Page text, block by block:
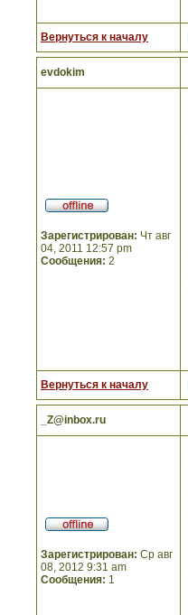
Вернуться к началу
evdokim
Зарегистрирован: Чт авг
04, 2011 12:57 pm
Сообщения: 2
Вернуться к началу
_Z@inbox.ru
Зарегистрирован: Ср авг
08, 2012 9:31 am
Сообщения: 1